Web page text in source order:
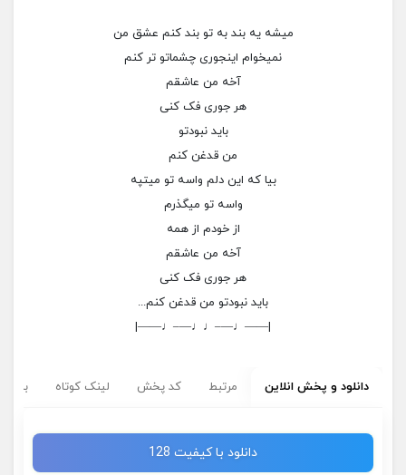
میشه یه بند به تو بند کنم عشق من
نمیخوام اینجوری چشماتو تر کنم
آخه من عاشقم
هر جوری فک کنی
باید نبودتو
من قدغن کنم
بیا که این دلم واسه تو میتپه
واسه تو میگذرم
از خودم از همه
آخه من عاشقم
هر جوری فک کنی
باید نبودتو من قدغن کنم...
|——♩—–♩♩—–♩——|
دانلود و پخش انلاین مرتبط کد پخش لینک کوتاه
دانلود با کیفیت 128